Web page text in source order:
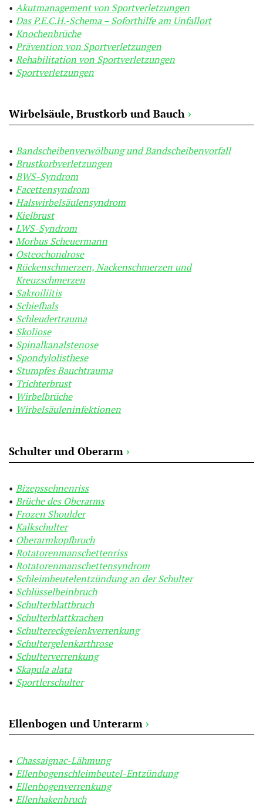
Akutmanagement von Sportverletzungen
Das P.E.C.H.-Schema – Soforthilfe am Unfallort
Knochenbrüche
Prävention von Sportverletzungen
Rehabilitation von Sportverletzungen
Sportverletzungen
Wirbelsäule, Brustkorb und Bauch ›
Bandscheibenverwölbung und Bandscheibenvorfall
Brustkorbverletzungen
BWS-Syndrom
Facettensyndrom
Halswirbelsäulensyndrom
Kielbrust
LWS-Syndrom
Morbus Scheuermann
Osteochondrose
Rückenschmerzen, Nackenschmerzen und
Kreuzschmerzen
Sakroiliitis
Schiefhals
Schleudertrauma
Skoliose
Spinalkanalstenose
Spondylolisthese
Stumpfes Bauchtrauma
Trichterbrust
Wirbelbrüche
Wirbelsäuleninfektionen
Schulter und Oberarm ›
Bizepssehnenriss
Brüche des Oberarms
Frozen Shoulder
Kalkschulter
Oberarmkopfbruch
Rotatorenmanschettenriss
Rotatorenmanschettensyndrom
Schleimbeutelentzündung an der Schulter
Schlüsselbeinbruch
Schulterblattbruch
Schulterblattkrachen
Schultereckgelenkverrenkung
Schultergelenkarthrose
Schulterverrenkung
Skapula alata
Sportlerschulter
Ellenbogen und Unterarm ›
Chassaignac-Lähmung
Ellenbogenschleimbeutel-Entzündung
Ellenbogenverrenkung
Ellenhakenbruch